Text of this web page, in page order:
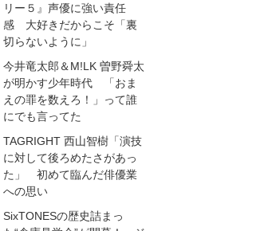
リー５』声優に強い責任
感 大好きだからこそ「裏
切らないように」
今井竜太郎＆M!LK 曽野舜太
が明かす少年時代 「おま
えの罪を数えろ！」って誰
にでも言ってた
TAGRIGHT 西山智樹「演技
に対して後ろめたさがあっ
た」 初めて臨んだ俳優業
への思い
SixTONESの歴史詰まっ